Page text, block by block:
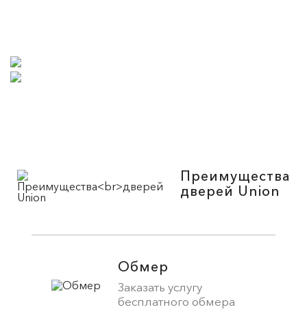
Преимущества
дверей Union
Обмер
Заказать услугу
бесплатного обмера